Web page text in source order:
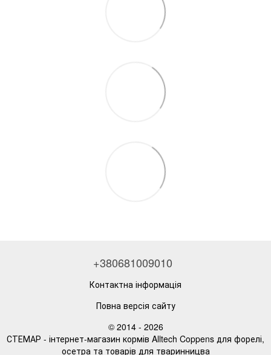
+380681009010
Контактна інформація
Повна версія сайту
© 2014 - 2026
СТЕМАР - інтернет-магазин кормів Alltech Coppens для форелі,
осетра та товарів для тваринницва